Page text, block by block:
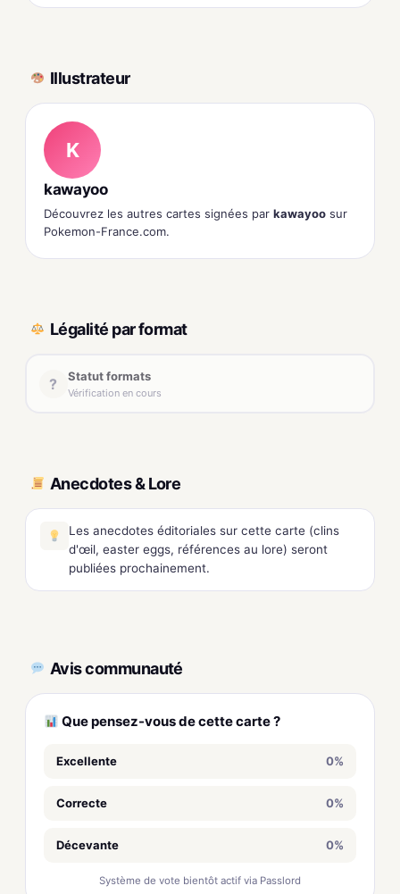
Illustrateur
K
kawayoo
Découvrez les autres cartes signées par kawayoo sur
Pokemon-France.com.
Légalité par format
? Statut formats
Vérification en cours
Anecdotes & Lore
Les anecdotes éditoriales sur cette carte (clins
d'œil, easter eggs, références au lore) seront
publiées prochainement.
Avis communauté
Que pensez-vous de cette carte ?
Excellente 0%
Correcte 0%
Décevante 0%
Système de vote bientôt actif via Passlord